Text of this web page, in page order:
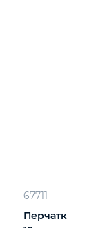
67711
Перчатки х/